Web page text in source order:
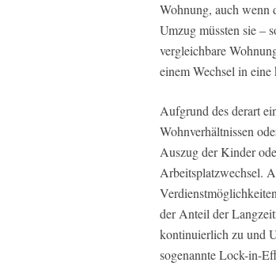
Wohnung, auch wenn
Umzug müssten sie –
vergleichbare
einem Wechsel in
Aufgrund des derart
Wohnverhältnissen
Auszug der Kinder
Arbeitsplatzwechsel.
der Anteil der
kontinuierlich zu und
sogenannte Lock-in-